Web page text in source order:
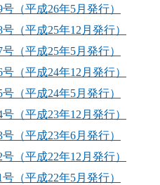
（平成26年5月発行）
（平成25年12月発行）
（平成25年5月発行）
（平成24年12月発行）
（平成24年5月発行）
（平成23年12月発行）
（平成23年6月発行）
（平成22年12月発行）
（平成22年5月発行）